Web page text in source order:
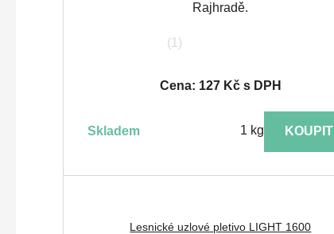
Rajhradě.
(1)
Cena: 127 Kč s DPH
skladem 1 kg KOUPIT
Lesnické uzlové pletivo LIGHT 1600